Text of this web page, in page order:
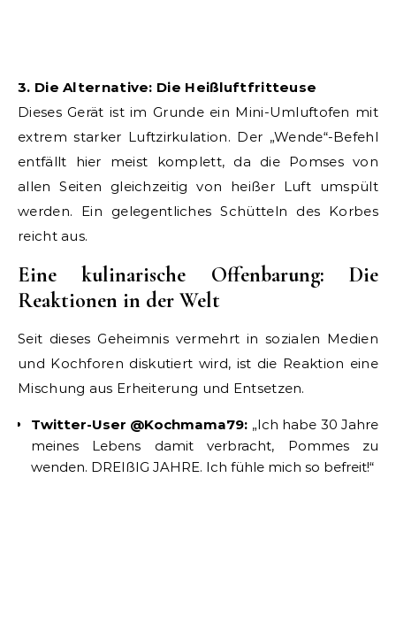
3. Die Alternative: Die Heißluftfritteuse
Dieses Gerät ist im Grunde ein Mini-Umluftofen mit
extrem starker Luftzirkulation. Der „Wende“-Befehl
entfällt hier meist komplett, da die Pomses von
allen Seiten gleichzeitig von heißer Luft umspült
werden. Ein gelegentliches Schütteln des Korbes
reicht aus.
Eine kulinarische Offenbarung: Die
Reaktionen in der Welt
Seit dieses Geheimnis vermehrt in sozialen Medien
und Kochforen diskutiert wird, ist die Reaktion eine
Mischung aus Erheiterung und Entsetzen.
Twitter-User @Kochmama79: „Ich habe 30 Jahre
meines Lebens damit verbracht, Pommes zu
wenden. DREIßIG JAHRE. Ich fühle mich so befreit!“